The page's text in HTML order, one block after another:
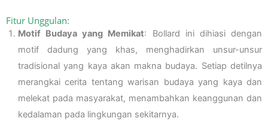
Fitur Unggulan:
Motif Budaya yang Memikat: Bollard ini dihiasi dengan
motif dadung yang khas, menghadirkan unsur-unsur
tradisional yang kaya akan makna budaya. Setiap detilnya
merangkai cerita tentang warisan budaya yang kaya dan
melekat pada masyarakat, menambahkan keanggunan dan
kedalaman pada lingkungan sekitarnya.